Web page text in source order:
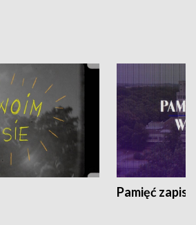
Pamięć